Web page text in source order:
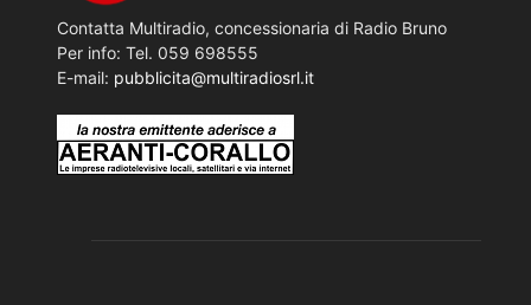
Contatta Multiradio, concessionaria di Radio Bruno
Per info: Tel. 059 698555
E-mail: pubblicita@multiradiosrl.it